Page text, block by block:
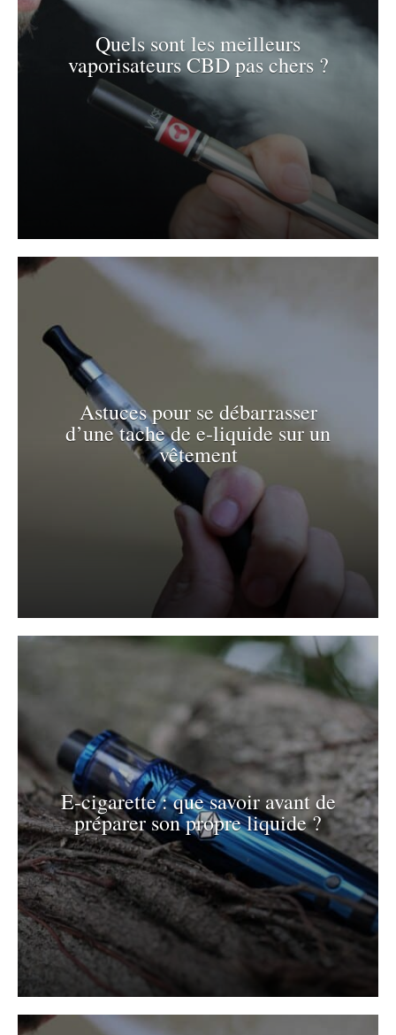
Quels sont les meilleurs
vaporisateurs CBD pas chers ?
Astuces pour se débarrasser
d’une tache de e-liquide sur un
vêtement
E-cigarette : que savoir avant de
préparer son propre liquide ?